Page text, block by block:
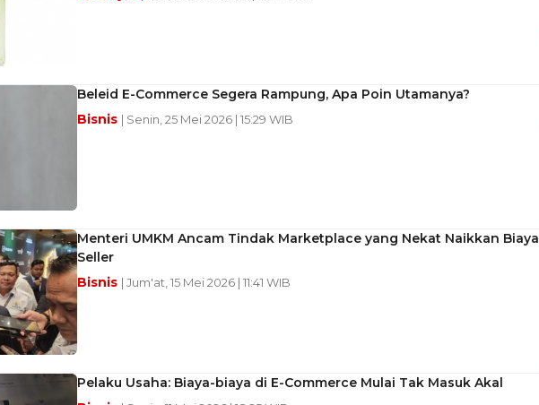
Beleid E-Commerce Segera Rampung, Apa Poin Utamanya?
Bisnis | Senin, 25 Mei 2026 | 15:29 WIB
Menteri UMKM Ancam Tindak Marketplace yang Nekat Naikkan Biaya
Seller
Bisnis | Jum'at, 15 Mei 2026 | 11:41 WIB
Pelaku Usaha: Biaya-biaya di E-Commerce Mulai Tak Masuk Akal